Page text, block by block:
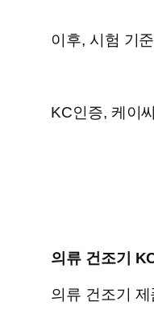
이후, 시험 기
KC인증, 케이
의류 건조기
의류 건조기